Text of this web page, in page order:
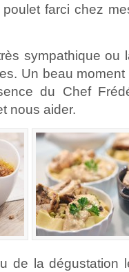
farci chez
sympathique ou
Un beau
du Chef
nous aider.
de la